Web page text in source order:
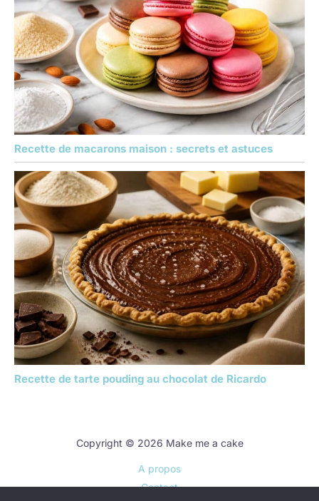
Recette de macarons maison : secrets et astuces
Recette de tarte pouding au chocolat de Ricardo
Copyright © 2026 Make me a cake
A propos
Contact